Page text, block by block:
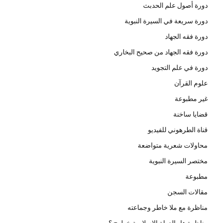
دورة أصول علم الحدبث
دورة سريعة في السيرة النبوية
دورة فقه الجهاد
دورة فقه الجهاد من صحيح البخاري
دورة في علم التجويد
علوم القرآن
غير مطبوعة
قضايا ساخنة
قناة الطرهوني للفيديو
محاولات شعرية متواضعة
مختصر السيرة النبوية
مطبوعة
مقالات السجن
مناظرة مع ملا خاطر وجماعته